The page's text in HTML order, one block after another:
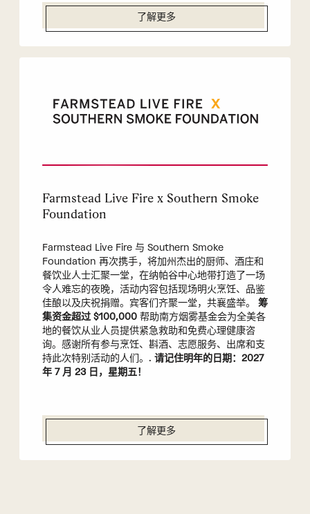
了解更多
Farmstead Live Fire x Southern Smoke
Foundation
Farmstead Live Fire 与 Southern Smoke
Foundation 再次携手，将加州杰出的厨师、酒庄和
餐饮业人士汇聚一堂，在纳帕谷中心地带打造了一场
令人难忘的夜晚，活动内容包括现场明火烹饪、品鉴
佳酿以及庆祝捐赠。宾客们齐聚一堂，共襄盛举。 筹
集资金超过 $100,000帮助南方烟雾基金会为全美各
地的餐饮从业人员提供紧急救助和免费心理健康咨
询。感谢所有参与烹饪、斟酒、志愿服务、出席和支
持此次特别活动的人们。. 请记住明年的日期：2027
年 7 月 23 日，星期五！
了解更多